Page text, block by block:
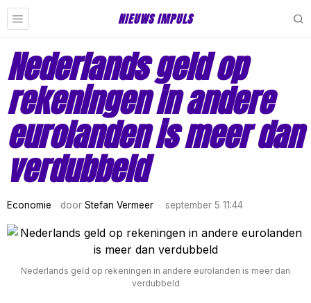
NIEUWS IMPULS
Nederlands geld op
rekeningen in andere
eurolanden is meer dan
verdubbeld
Economie door Stefan Vermeer september 5 11:44
Nederlands geld op rekeningen in andere eurolanden is meer dan
verdubbeld